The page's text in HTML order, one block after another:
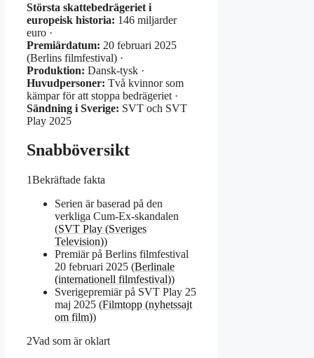
Största skattebedrägeriet i
europeisk historia: 146 miljarder
euro ·
Premiärdatum: 20 februari 2025
(Berlins filmfestival) ·
Produktion: Dansk-tysk ·
Huvudpersoner: Två kvinnor som
kämpar för att stoppa bedrägeriet ·
Sändning i Sverige: SVT och SVT
Play 2025
Snabböversikt
1Bekräftade fakta
Serien är baserad på den
verkliga Cum-Ex-skandalen
(SVT Play (Sveriges
Television))
Premiär på Berlins filmfestival
20 februari 2025 (Berlinale
(internationell filmfestival))
Sverigepremiär på SVT Play 25
maj 2025 (Filmtopp (nyhetssajt
om film))
2Vad som är oklart